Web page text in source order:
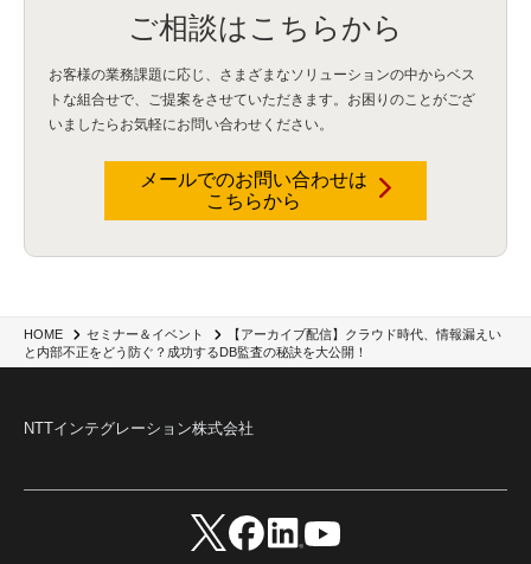
HOME セミナー＆イベント
【アーカイブ配信】クラウド時代、情報漏えい
と内部不正をどう防ぐ？成功するDB監査の秘訣を大公開！
ご相談はこちらから
お客様の業務課題に応じ、さまざまなソリューションの中からベス
トな組合せで、 ご提案をさせていただきます。お困りのことがござ
いましたらお気軽にお問い合わせください。
メールでのお問い合わせは
こちらから
NTTインテグレーション株式会社